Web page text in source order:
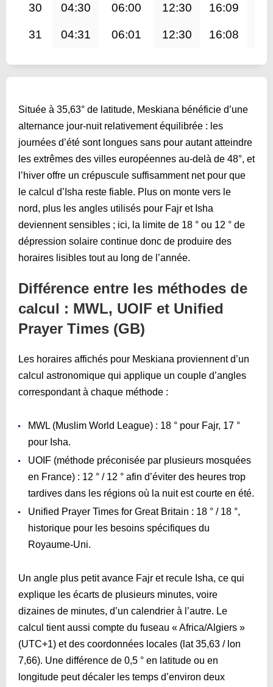
30 04:30 06:00 12:30 16:09
31 04:31 06:01 12:30 16:08
Située à 35,63° de latitude, Meskiana bénéficie d’une
alternance jour-nuit relativement équilibrée : les
journées d’été sont longues sans pour autant atteindre
les extrêmes des villes européennes au-delà de 48°, et
l’hiver offre un crépuscule suffisamment net pour que
le calcul d’Isha reste fiable. Plus on monte vers le
nord, plus les angles utilisés pour Fajr et Isha
deviennent sensibles ; ici, la limite de 18 ° ou 12 ° de
dépression solaire continue donc de produire des
horaires lisibles tout au long de l’année.
Différence entre les méthodes de
calcul : MWL, UOIF et Unified
Prayer Times (GB)
Les horaires affichés pour Meskiana proviennent d’un
calcul astronomique qui applique un couple d’angles
correspondant à chaque méthode :
MWL (Muslim World League) : 18 ° pour Fajr, 17 °
pour Isha.
UOIF (méthode préconisée par plusieurs mosquées
en France) : 12 ° / 12 ° afin d’éviter des heures trop
tardives dans les régions où la nuit est courte en été.
Unified Prayer Times for Great Britain : 18 ° / 18 °,
historique pour les besoins spécifiques du
Royaume-Uni.
Un angle plus petit avance Fajr et recule Isha, ce qui
explique les écarts de plusieurs minutes, voire
dizaines de minutes, d’un calendrier à l’autre. Le
calcul tient aussi compte du fuseau « Africa/Algiers »
(UTC+1) et des coordonnées locales (lat 35,63 / lon
7,66). Une différence de 0,5 ° en latitude ou en
longitude peut décaler les temps d’environ deux